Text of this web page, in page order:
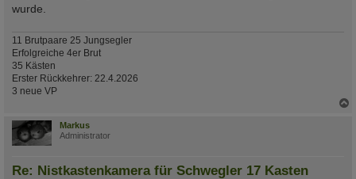
wurde.
11 Brutpaare 25 Jungsegler
Erfolgreiche 4er Brut
35 Kästen
Erster Rückkehrer: 22.4.2026
3 neue VP
Markus
Administrator
Re: Nistkastenkamera für Schwegler 17 Kasten